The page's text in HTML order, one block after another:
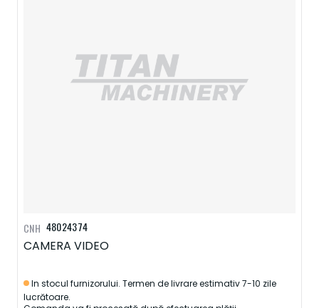
48024374
CAMERA VIDEO
In stocul furnizorului. Termen de livrare estimativ 7-10 zile
lucrătoare.
CNH